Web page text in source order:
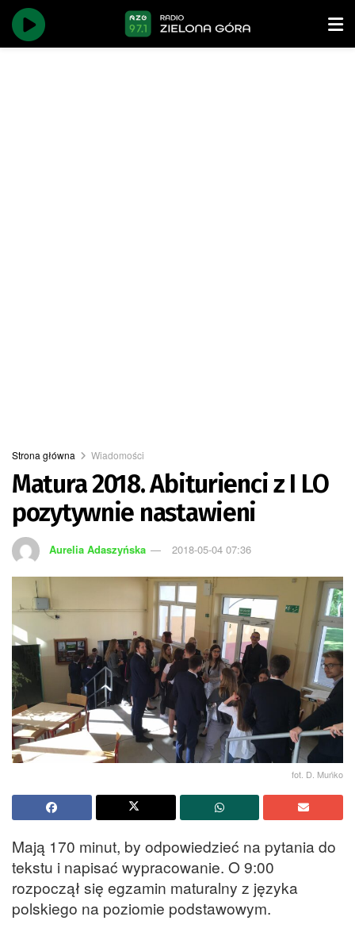
Strona główna Wiadomości
Matura 2018. Abiturienci z I LO
pozytywnie nastawieni
Aurelia Adaszyńska 2018-05-04 07:36
fot. D. Muńko
Mają 170 minut, by odpowiedzieć na pytania do
tekstu i napisać wypracowanie. O 9:00
rozpoczął się egzamin maturalny z języka
polskiego na poziomie podstawowym.